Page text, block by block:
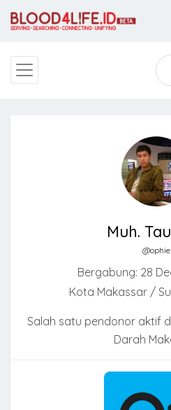
Muh.
@ophie
Bergabung: 28
Kota Makassar /
Salah satu pendonor aktif
Darah